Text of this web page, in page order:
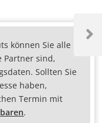
können Sie alle
Partner sind,
Sollten Sie
haben,
Termin mit
.